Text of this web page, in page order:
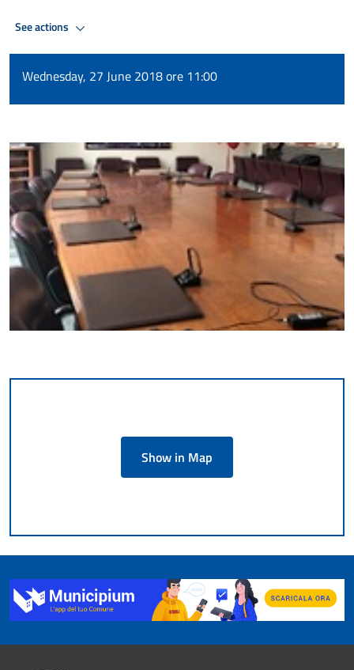
See actions
Wednesday, 27 June 2018 ore 11:00
Show in Map